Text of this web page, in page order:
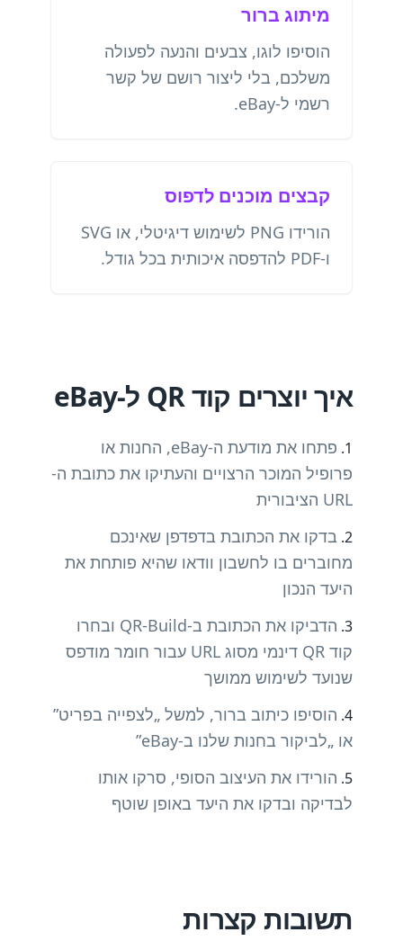
מיתוג ברור
הוסיפו לוגו, צבעים והנעה לפעולה
משלכם, בלי ליצור רושם של קשר
רשמי ל-eBay.
קבצים מוכנים לדפוס
הורידו PNG לשימוש דיגיטלי, או SVG
ו-PDF להדפסה איכותית בכל גודל.
איך יוצרים קוד QR ל-eBay
פתחו את מודעת ה-eBay, החנות או
פרופיל המוכר הרצויים והעתיקו את כתובת ה-
URL הציבורית
בדקו את הכתובת בדפדפן שאינכם
מחוברים בו לחשבון וודאו שהיא פותחת את
היעד הנכון
הדביקו את הכתובת ב-QR-Build ובחרו
קוד QR דינמי מסוג URL עבור חומר מודפס
שנועד לשימוש ממושך
הוסיפו כיתוב ברור, למשל „לצפייה בפריט”
או „לביקור בחנות שלנו ב-eBay”
הורידו את העיצוב הסופי, סרקו אותו
לבדיקה ובדקו את היעד באופן שוטף
תשובות קצרות